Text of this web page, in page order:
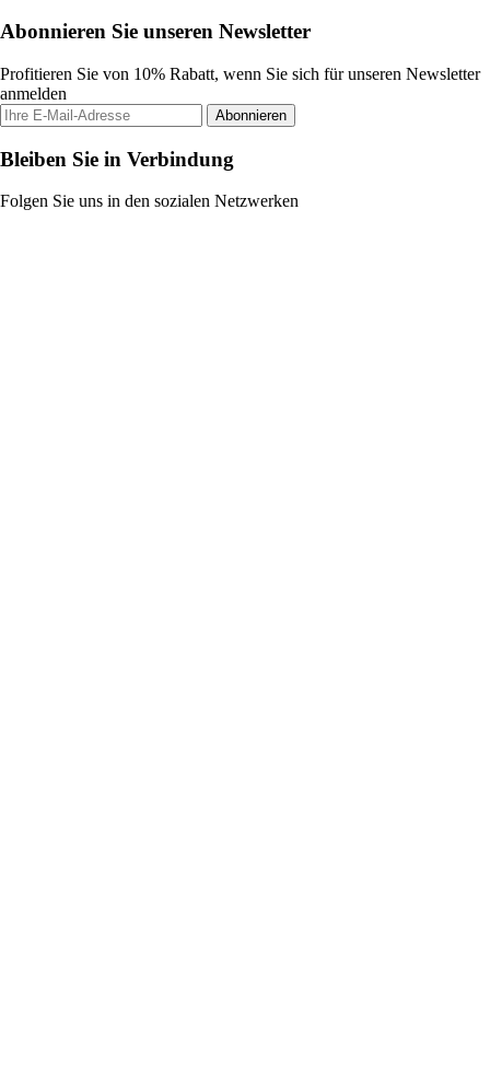
Abonnieren Sie unseren Newsletter
Profitieren Sie von 10% Rabatt, wenn Sie sich für unseren Newsletter
anmelden
Abonnieren
Bleiben Sie in Verbindung
Folgen Sie uns in den sozialen Netzwerken